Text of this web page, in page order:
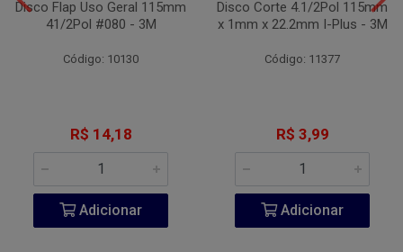
Disco Flap Uso Geral 115mm
41/2Pol #080 - 3M
Código: 10130
R$ 14,18
Adicionar
Disco Corte 4.1/2Pol 115mm
x 1mm x 22.2mm I-Plus - 3M
Código: 11377
R$ 3,99
Adicionar